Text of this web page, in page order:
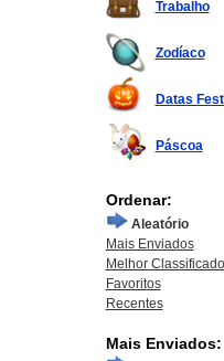
Trabalho
Zodíaco
Datas
Páscoa
Ordenar:
Aleatório
Mais Enviados
Melhor Classificado
Favoritos
Recentes
Mais Enviados: